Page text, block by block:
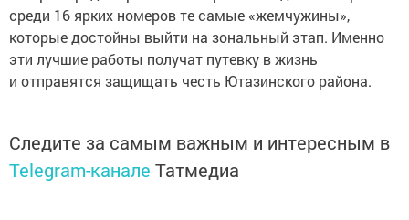
среди 16 ярких номеров те самые «жемчужины»,
которые достойны выйти на зональный этап. Именно
эти лучшие работы получат путевку в жизнь
и отправятся защищать честь Ютазинского района.
Следите за самым важным и интересным в
Telegram-канале Татмедиа